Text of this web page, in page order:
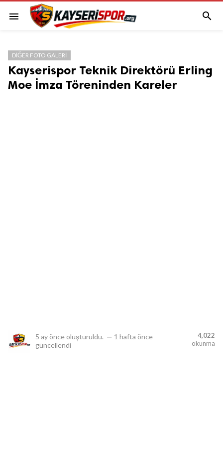
menu 
DIĞER FOTO GALERI
Kayserispor Teknik Direktörü Erling
Moe İmza Töreninden Kareler
5 ay önce oluşturuldu. — 1 hafta önce
güncellendi
4,022
okunma